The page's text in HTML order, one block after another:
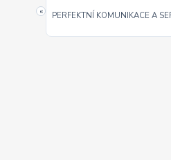
« PERFEKTNÍ KOMUNIKACE A